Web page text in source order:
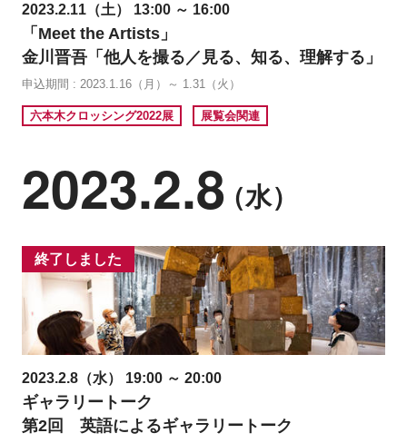
2023.2.11（土） 13:00 ～ 16:00
「Meet the Artists」
金川晋吾「他人を撮る／見る、知る、理解する」
申込期間 : 2023.1.16（月）～ 1.31（火）
六本木クロッシング2022展 展覧会関連
2023.2.8（水）
終了しました
2023.2.8（水） 19:00 ～ 20:00
ギャラリートーク
第2回 英語によるギャラリートーク